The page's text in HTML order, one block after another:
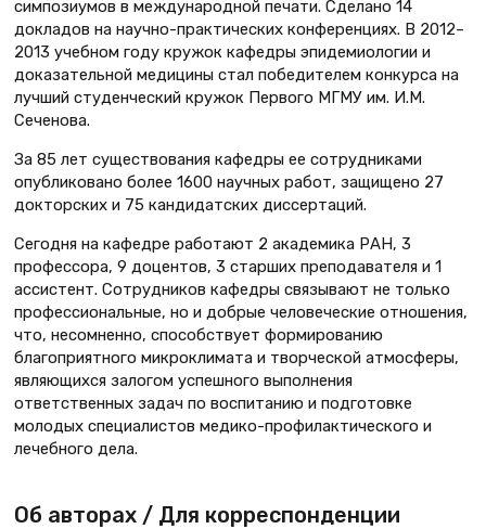
симпозиумов в международной печати. Сделано 14
докладов на научно-практических конференциях. В 2012–
2013 учебном году кружок кафедры эпидемиологии и
доказательной медицины стал победителем конкурса на
лучший студенческий кружок Первого МГМУ им. И.М.
Сеченова.
За 85 лет существования кафедры ее сотрудниками
опубликовано более 1600 научных работ, защищено 27
докторских и 75 кандидатских диссертаций.
Сегодня на кафедре работают 2 академика РАН, 3
профессора, 9 доцентов, 3 старших преподавателя и 1
ассистент. Сотрудников кафедры связывают не только
профессиональные, но и добрые человеческие отношения,
что, несомненно, способствует формированию
благоприятного микроклимата и творческой атмосферы,
являющихся залогом успешного выполнения
ответственных задач по воспитанию и подготовке
молодых специалистов медико-профилактического и
лечебного дела.
Об авторах / Для корреспонденции